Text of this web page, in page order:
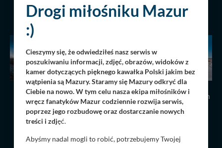
2022 r.
14.12.2022 2903
2022 r.
14.12.2022 2940
Zachód słońca widziany
znad lasów w Nowym
Harszu, grudzień 2022 r.
14.12.2022
Wilkasy i jezioro Niegocin
w zimowej scenerii,
grudzień 2022 r.
Drogi miłośniku Mazur
:)
Cieszymy się, że odwiedziłeś nasz serwis w
poszukiwaniu informacji, zdjęć, obrazów, widoków z
kamer dotyczących pięknego kawałka Polski jakim bez
wątpienia są Mazury. Staramy się Mazury odkryć dla
Ciebie na nowo. W tym celu nasza ekipa miłośników i
wręcz fanatyków Mazur codziennie rozwija serwis,
poprzez jego rozbudowę oraz dostarczanie nowych
treści i zdjęć.
Abyśmy nadal mogli to robić, potrzebujemy Twojej